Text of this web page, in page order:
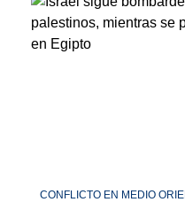
CONFLICTO EN MEDIO